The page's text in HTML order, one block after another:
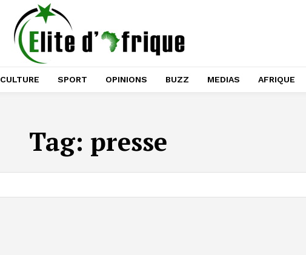
CULTURE SPORT OPINIONS BUZZ MEDIAS AFRIQUE
Tag: presse